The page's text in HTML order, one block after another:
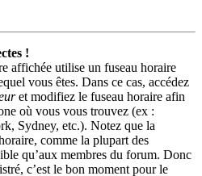
!
affichée utilise un fuseau horaire
vous êtes. Dans ce cas, accédez
et modifiez le fuseau horaire afin
où vous vous trouvez (ex :
Sydney, etc.). Notez que la
comme la plupart des
qu’aux membres du forum. Donc
c’est le bon moment pour le